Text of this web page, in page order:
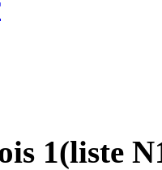
1(liste